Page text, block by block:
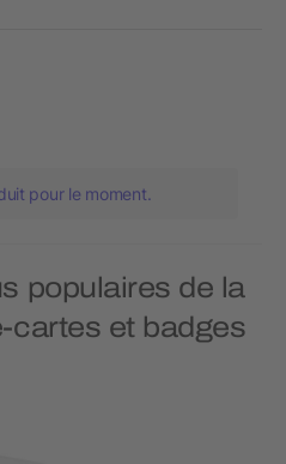
pour le moment.
populaires de la
cartes et badges